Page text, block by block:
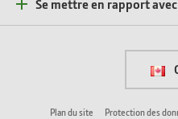
Se mettre en rapport
Plan du site Protection des